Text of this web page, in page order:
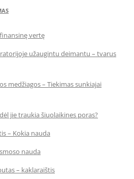
vertę
užaugintu deimantu – tvarus
medžiagos – Tiekimas sunkiajai
jie traukia šiuolaikines poras?
– Kokia nauda
nauda
– kaklaraištis